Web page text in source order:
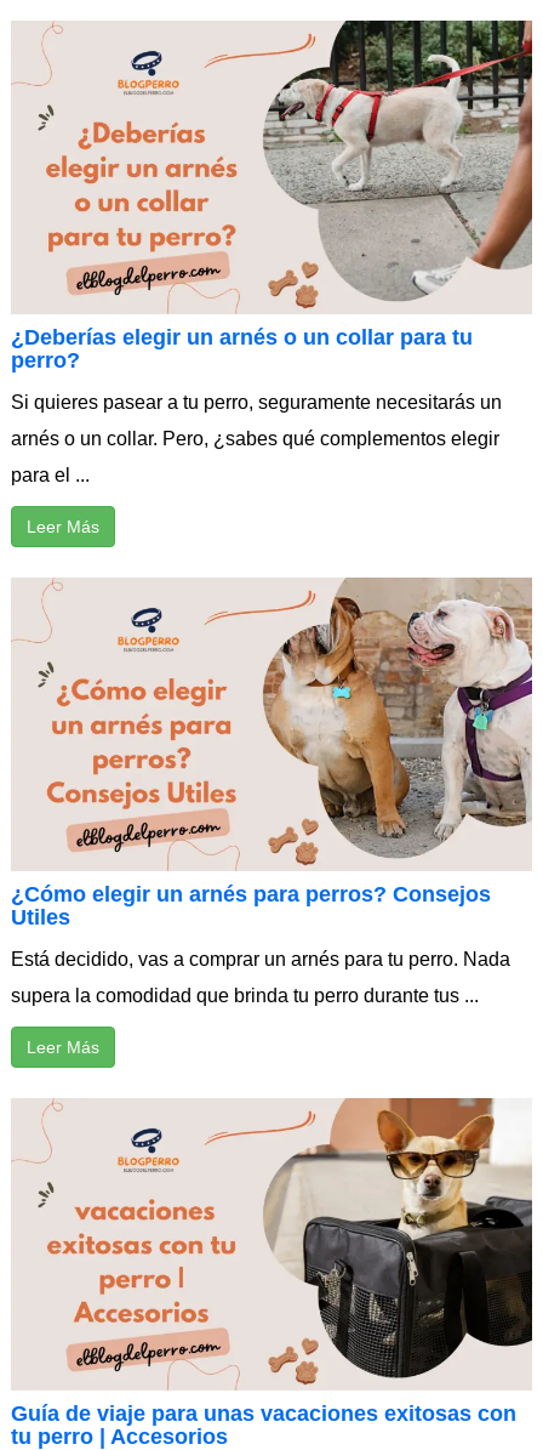
¿Deberías elegir un arnés o un collar para tu
perro?
Si quieres pasear a tu perro, seguramente necesitarás un
arnés o un collar. Pero, ¿sabes qué complementos elegir
para el ...
Leer Más
¿Cómo elegir un arnés para perros? Consejos
Utiles
Está decidido, vas a comprar un arnés para tu perro. Nada
supera la comodidad que brinda tu perro durante tus ...
Leer Más
Guía de viaje para unas vacaciones exitosas con
tu perro | Accesorios